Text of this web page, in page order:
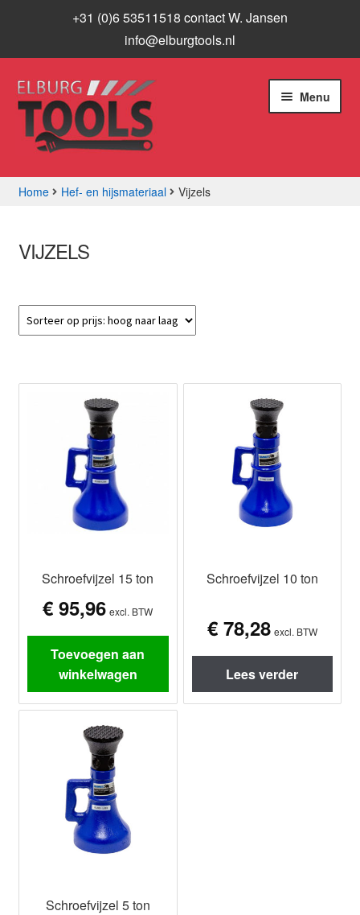
+31 (0)6 53511518 contact W. Jansen
info@elburgtools.nl
Ga
door
naar
navigatie
Ga
naar
inhoud
Menu
Aanbiedingen
Info
Home Hef- en hijsmateriaal Vijzels
VIJZELS
Schroefvijzel 15 ton
€ 95,96 excl. BTW
Toevoegen aan
winkelwagen
Schroefvijzel 10 ton
€78,28 excl. BTW
Lees verder
Schroefvijzel 5 ton